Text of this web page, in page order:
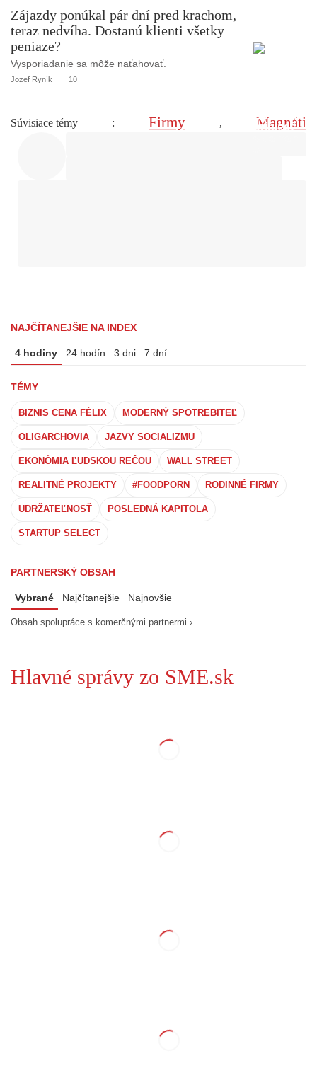
Zájazdy ponúkal pár dní pred krachom,
teraz nedvíha. Dostanú klienti všetky
peniaze?
Vysporiadanie sa môže naťahovať.
Jozef Ryník 10
Súvisiace témy : Firmy , Magnáti
NAJČÍTANEJŠIE NA INDEX
4 hodiny 24 hodín 3 dni 7 dní
TÉMY
BIZNIS CENA FÉLIX MODERNÝ SPOTREBITEĽ
OLIGARCHOVIA JAZVY SOCIALIZMU
EKONÓMIA ĽUDSKOU REČOU WALL STREET
REALITNÉ PROJEKTY #FOODPORN RODINNÉ FIRMY
UDRŽATEĽNOSŤ POSLEDNÁ KAPITOLA
STARTUP SELECT
PARTNERSKÝ OBSAH
Vybrané Najčítanejšie Najnovšie
Obsah spolupráce s komerčnými partnermi ›
Hlavné správy zo SME.sk